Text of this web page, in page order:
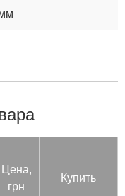
Цена,
грн
Купить